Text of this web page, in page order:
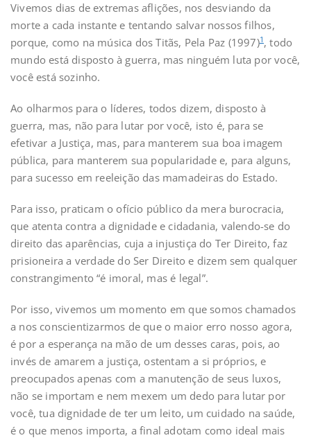
Vivemos dias de extremas aflições, nos desviando da
morte a cada instante e tentando salvar nossos filhos,
porque, como na música dos Titãs, Pela Paz (1997)1 , todo
mundo está disposto à guerra, mas ninguém luta por você,
você está sozinho.
Ao olharmos para o líderes, todos dizem, disposto à
guerra, mas, não para lutar por você, isto é, para se
efetivar a Justiça, mas, para manterem sua boa imagem
pública, para manterem sua popularidade e, para alguns,
para sucesso em reeleição das mamadeiras do Estado.
Para isso, praticam o ofício público da mera burocracia,
que atenta contra a dignidade e cidadania, valendo-se do
direito das aparências, cuja a injustiça do Ter Direito, faz
prisioneira a verdade do Ser Direito e dizem sem qualquer
constrangimento “é imoral, mas é legal”.
Por isso, vivemos um momento em que somos chamados
a nos conscientizarmos de que o maior erro nosso agora,
é por a esperança na mão de um desses caras, pois, ao
invés de amarem a justiça, ostentam a si próprios, e
preocupados apenas com a manutenção de seus luxos,
não se importam e nem mexem um dedo para lutar por
você, tua dignidade de ter um leito, um cuidado na saúde,
é o que menos importa, a final adotam como ideal mais